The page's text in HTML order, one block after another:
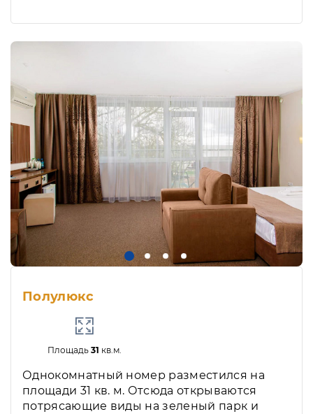
Полулюкс
Площадь 31 кв.м.
Однокомнатный номер разместился на
площади 31 кв. м. Отсюда открываются
потрясающие виды на зеленый парк и